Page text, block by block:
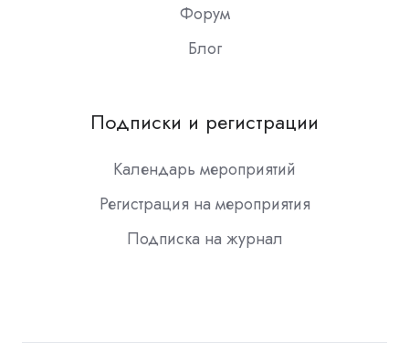
Форум
Блог
Подписки и регистрации
Календарь мероприятий
Регистрация на мероприятия
Подписка на журнал